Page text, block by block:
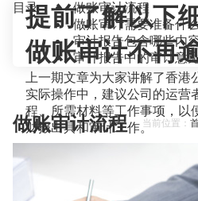
当前位置：
提前了解以下
做账审计不再
上一期文章为大家讲解了香
实际操作中，建议公司的运营
程、所需材料等工作事项，以
财报出具和审计工作。
目录
做账审计流程
做账审计需要准备什
审计报告包含哪些内
审计报告中的审计意
做账审计流程